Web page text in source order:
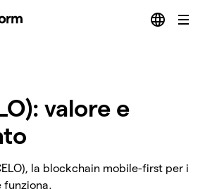
valore e
la blockchain mobile-first per i
funziona.